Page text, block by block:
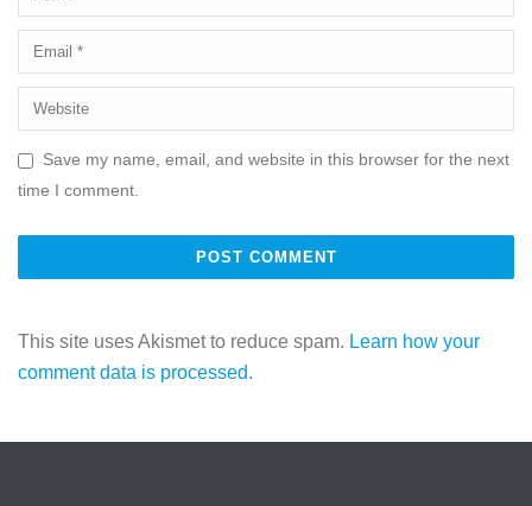
Save my name, email, and website in this browser for the next
time I comment.
This site uses Akismet to reduce spam. Learn how your
comment data is processed.